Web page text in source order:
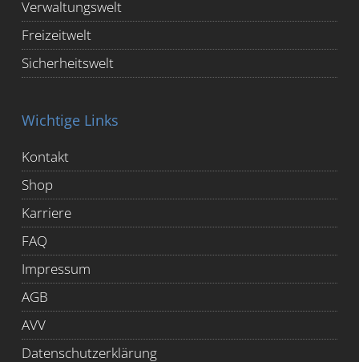
Verwaltungswelt
Freizeitwelt
Sicherheitswelt
Wichtige Links
Kontakt
Shop
Karriere
FAQ
Impressum
AGB
AVV
Datenschutzerklärung